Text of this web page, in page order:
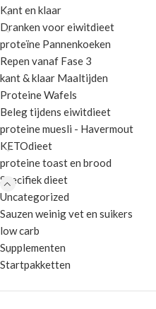
Kant en klaar
Dranken voor eiwitdieet
proteïne Pannenkoeken
Repen vanaf Fase 3
kant & klaar Maaltijden
Proteine Wafels
Beleg tijdens eiwitdieet
proteine muesli - Havermout
KETOdieet
proteine toast en brood
Specifiek dieet
Uncategorized
Sauzen weinig vet en suikers
low carb
Supplementen
Startpakketten